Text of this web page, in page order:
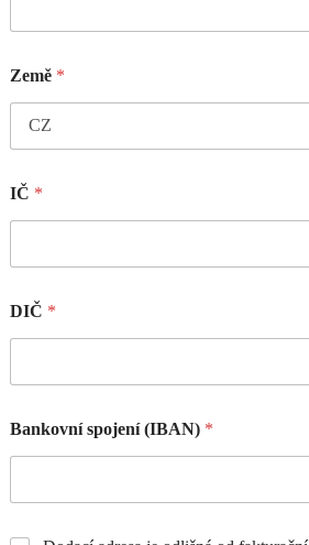
Země *
IČ *
DIČ *
Bankovní spojení (IBAN) *